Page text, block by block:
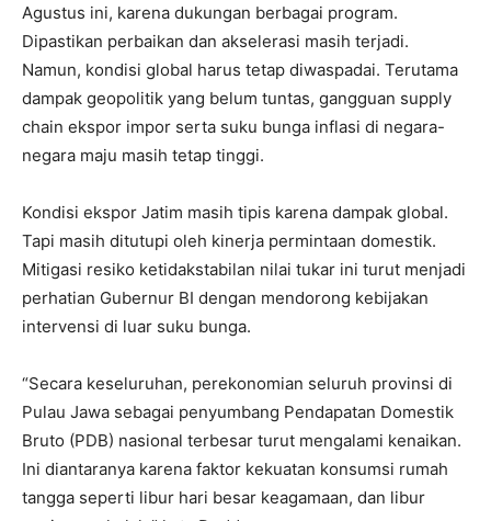
Agustus ini, karena dukungan berbagai program.
Dipastikan perbaikan dan akselerasi masih terjadi.
Namun, kondisi global harus tetap diwaspadai. Terutama
dampak geopolitik yang belum tuntas, gangguan supply
chain ekspor impor serta suku bunga inflasi di negara-
negara maju masih tetap tinggi.
Kondisi ekspor Jatim masih tipis karena dampak global.
Tapi masih ditutupi oleh kinerja permintaan domestik.
Mitigasi resiko ketidakstabilan nilai tukar ini turut menjadi
perhatian Gubernur BI dengan mendorong kebijakan
intervensi di luar suku bunga.
“Secara keseluruhan, perekonomian seluruh provinsi di
Pulau Jawa sebagai penyumbang Pendapatan Domestik
Bruto (PDB) nasional terbesar turut mengalami kenaikan.
Ini diantaranya karena faktor kekuatan konsumsi rumah
tangga seperti libur hari besar keagamaan, dan libur